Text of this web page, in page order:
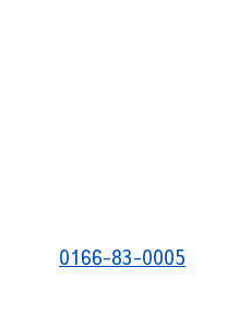
0166-83-0005